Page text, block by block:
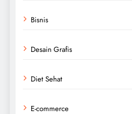
Bisnis
Desain Grafis
Diet Sehat
E-commerce